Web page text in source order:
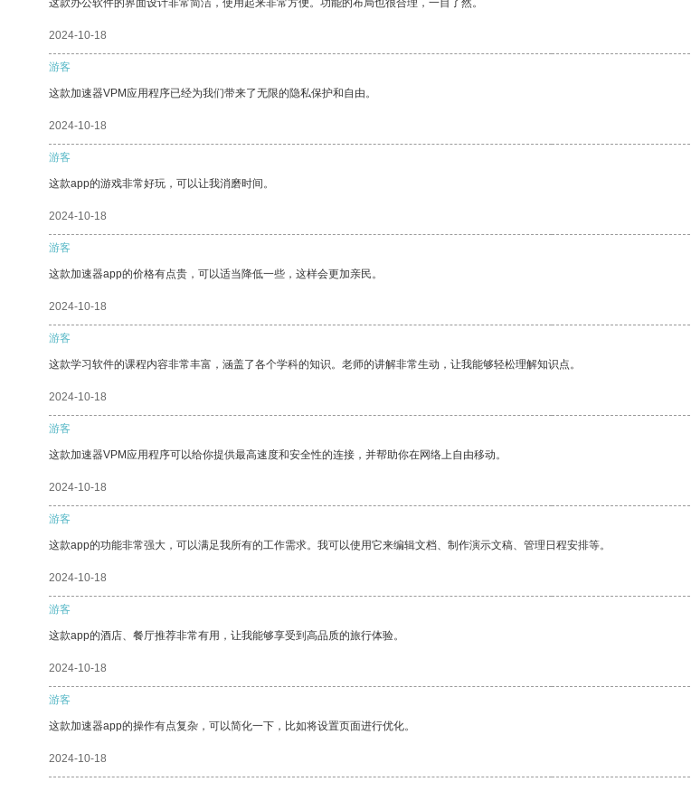
这款办公软件的界面设计非常简洁，使用起来非常方便。功能的布局也很合理，一目了然。
2024-10-18
游客
这款加速器VPM应用程序已经为我们带来了无限的隐私保护和自由。
2024-10-18
游客
这款app的游戏非常好玩，可以让我消磨时间。
2024-10-18
游客
这款加速器app的价格有点贵，可以适当降低一些，这样会更加亲民。
2024-10-18
游客
这款学习软件的课程内容非常丰富，涵盖了各个学科的知识。老师的讲解非常生动，让我能够轻松理解知识点。
2024-10-18
游客
这款加速器VPM应用程序可以给你提供最高速度和安全性的连接，并帮助你在网络上自由移动。
2024-10-18
游客
这款app的功能非常强大，可以满足我所有的工作需求。我可以使用它来编辑文档、制作演示文稿、管理日程安排等。
2024-10-18
游客
这款app的酒店、餐厅推荐非常有用，让我能够享受到高品质的旅行体验。
2024-10-18
游客
这款加速器app的操作有点复杂，可以简化一下，比如将设置页面进行优化。
2024-10-18